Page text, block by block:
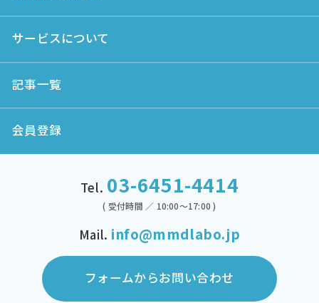
サービスについて
記事一覧
会員登録
Tel. 03-6451-4414
( 受付時間 ／ 10:00～17:00 )
Mail. info@mmdlabo.jp
フォームからお問い合わせ